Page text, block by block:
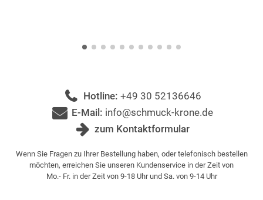
Hotline: +49 30 52136646
E-Mail: info@schmuck-krone.de
zum Kontaktformular
Wenn Sie Fragen zu Ihrer Bestellung haben, oder telefonisch bestellen
möchten, erreichen Sie unseren Kundenservice in der Zeit von
Mo.- Fr. in der Zeit von 9-18 Uhr und Sa. von 9-14 Uhr